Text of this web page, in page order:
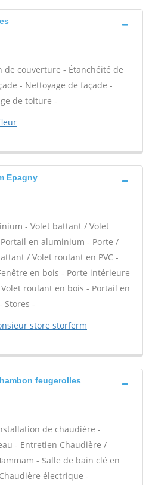
de couverture - Étanchéité de
- Nettoyage de façade -
de toiture -
Epagny
- Volet battant / Volet
en aluminium - Porte /
/ Volet roulant en PVC -
en bois - Porte intérieure
roulant en bois - Portail en
Stores -
store storferm
feugerolles
de chaudière -
- Entretien Chaudière /
- Salle de bain clé en
électrique -